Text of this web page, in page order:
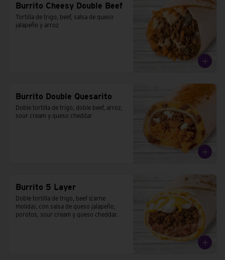
Burrito Cheesy Double Beef
Tortilla de trigo, beef, salsa de queso
jalapeño y arroz
Burrito Double Quesarito
Doble tortilla de trigo, doble beef, arroz,
sour cream y queso cheddar
Burrito 5 Layer
Doble tortilla de trigo, beef (carne
molida), con salsa de queso jalapeño,
porotos, sour cream y queso cheddar.